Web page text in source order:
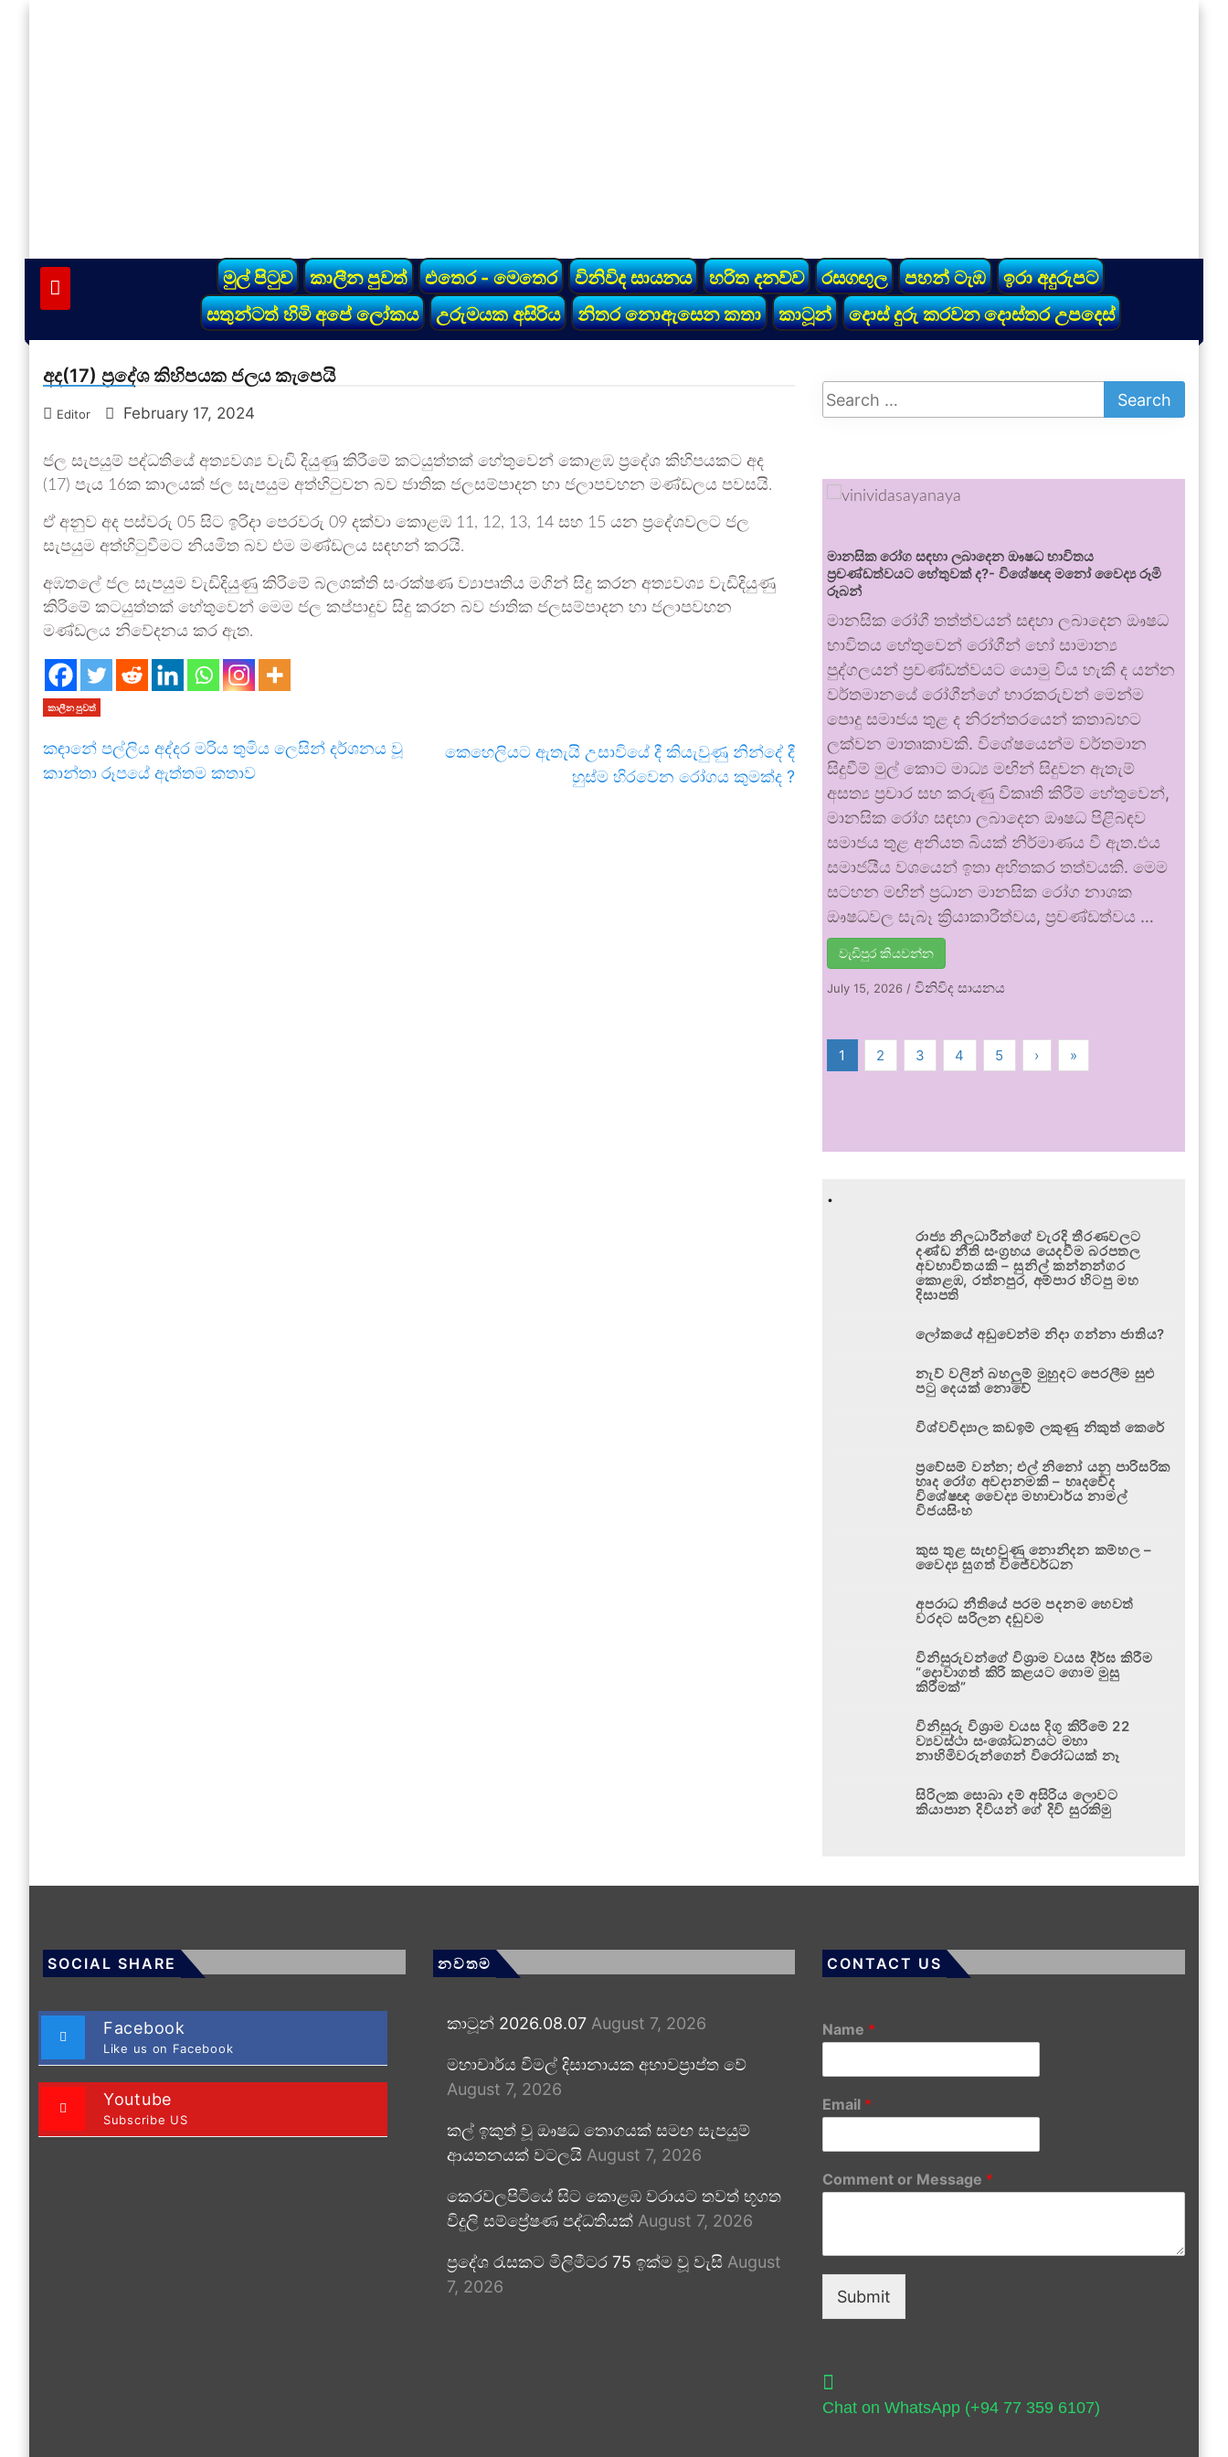
මුල් පිටුව කාලීන පුවත් එතෙර - මෙතෙර විනිවිද සායනය හරිත දනව්ව රසගඟුල පහන් ටැඹ
ඉරා අදුරුපට
සතුන්ටත් හිමි අපේ ලෝකය
උරුමයක අසිරිය නිතර නොඇසෙන කතා කාටූන් දොස් දුරු කරවන දොස්තර උපදෙස්
අද(17) ප්‍රදේශ කිහිපයක ජලය කැපෙයි
Editor February 17, 2024
ජල සැපයුම් පද්ධතියේ අත්‍යවශ්‍ය වැඩි දියුණු කිරීමේ කටයුත්තක් හේතුවෙන් කොළඹ ප්‍රදේශ කිහිපයකට අද
(17) පැය 16ක කාලයක් ජල සැපයුම අත්හිටුවන බව ජාතික ජලසම්පාදන හා ජලාපවහන මණ්ඩලය පවසයි.
ඒ අනුව අද පස්වරු 05 සිට ඉරිදා පෙරවරු 09 දක්වා කොළඹ 11, 12, 13, 14 සහ 15 යන ප්‍රදේශවලට ජල
සැපයුම අත්හිටුවීමට නියමිත බව එම මණ්ඩලය සඳහන් කරයි.
අඹතලේ ජල සැපයුම වැඩිදියුණු කිරිමේ බලශක්ති සංරක්ෂණ ව්‍යාපෘතිය මගින් සිදු කරන අත්‍යවශ්‍ය වැඩිදියුණු
කිරිමේ කටයුත්තක් හේතුවෙන් මෙම ජල කප්පාදුව සිදු කරන බව ජාතික ජලසම්පාදන හා ජලාපවහන
මණ්ඩලය නිවේදනය කර ඇත.
කාලීන පුවත්
කඳානේ පල්ලිය අද්දර මරිය තුමිය ලෙසින් දර්ශනය වූ
කාන්තා රූපයේ ඇත්තම කතාව
කෙහෙලියට ඇතැයි උසාවියේ දී කියැවුණු නින්දේ දී
හුස්ම හිරවෙන රෝගය කුමක්ද ?
මානසික රෝග සඳහා ලබාදෙන ඖෂධ භාවිතය
ප්‍රචණ්ඩත්වයට හේතුවක් ද?- විශේෂඥ මනෝ වෛද්‍ය රූමි
රූබන්
මානසික රෝගී තත්ත්වයන් සඳහා ලබාදෙන ඖෂධ
භාවිතය හේතුවෙන් රෝගීන් හෝ සාමාන්‍ය
පුද්ගලයන් ප්‍රචණ්ඩත්වයට යොමු විය හැකි ද යන්න
වර්තමානයේ රෝගීන්ගේ භාරකරුවන් මෙන්ම
පොදු සමාජය තුළ ද නිරන්තරයෙන් කතාබහට
ලක්වන මාතෘකාවකි. විශේෂයෙන්ම වර්තමාන
සිදුවීම් මුල් කොට මාධ්‍ය මඟින් සිදුවන ඇතැම්
අසත්‍ය ප්‍රචාර සහ කරුණු විකෘති කිරීම් හේතුවෙන්,
මානසික රෝග සඳහා ලබාදෙන ඖෂධ පිළිබඳව
සමාජය තුළ අනියත බියක් නිර්මාණය වී ඇත.එය
සමාජයීය වශයෙන් ඉතා අහිතකර තත්වයකි. මෙම
සටහන මඟින් ප්‍රධාන මානසික රෝග නාශක
ඖෂධවල සැබෑ ක්‍රියාකාරීත්වය, ප්‍රචණ්ඩත්වය …
වැඩිපුර කියවන්න
July 15, 2026 /විනිවිද සායනය
1 2 3 4 5 › »
.
රාජ්‍ය නිලධාරීන්ගේ වැරදි තීරණවලට
දණ්ඩ නීති සංග්‍රහය යෙදවීම බරපතල
අවභාවිතයකි – සුනිල් කන්නන්ගර
කොළඹ, රත්නපුර, අම්පාර හිටපු මහ
දිසාපති
ලෝකයේ අඩුවෙන්ම නිදා ගන්නා ජාතිය?
නැව් වලින් බහලුම් මුහුදට පෙරලීම සුළු
පටු දෙයක් නොවේ
විශ්වවිද්‍යාල කඩඉම් ලකුණු නිකුත් කෙරේ
ප්‍රවේසම් වන්න; එල් නිනෝ යනු පාරිසරික
හෘද රෝග අවදානමකි – හෘදවේද
විශේෂඥ වෛද්‍ය මහාචාර්ය නාමල්
විජයසිංහ
කුස තුළ සැඟවුණු නොනිදන කම්හල –
වෛද්‍ය සුගත් විජේවර්ධන
අපරාධ නීතියේ පරම පදනම හෙවත්
වරදට සරිලන දඬුවම
විනිසුරුවන්ගේ විශ්‍රාම වයස දීර්ඝ කිරීම
“දොවාගත් කිරි කළයට ගොම මුසු
කිරීමක්”
විනිසුරු විශ්‍රාම වයස දිගු කිරීමේ 22
ව්‍යවස්ථා සංශෝධනයට මහා
නාහිමිවරුන්ගෙන් විරෝධයක් නෑ
සිරිලක සොබා දම් අසිරිය ලොවට
කියාපාන දිවියන් ගේ දිවි සුරකිමු
SOCIAL SHARE
Facebook
Like us on Facebook
Youtube
Subscribe US
නවතම
කාටූන් 2026.08.07 August 7, 2026
මහාචාර්ය විමල් දිසානායක අභාවප්‍රාප්ත වේ
August 7, 2026
කල් ඉකුත් වූ ඖෂධ තොගයක් සමඟ සැපයුම්
ආයතනයක් වටලයි August 7, 2026
කෙරවලපිටියේ සිට කොළඹ වරායට තවත් භූගත
විදුලි සම්ප්‍රේෂණ පද්ධතියක් August 7, 2026
ප්‍රදේශ රැසකට මිලිමීටර 75 ඉක්ම වූ වැසි August
7, 2026
CONTACT US
Name *
Email *
Comment or Message *
Submit
Chat on WhatsApp (+94 77 359 6107)